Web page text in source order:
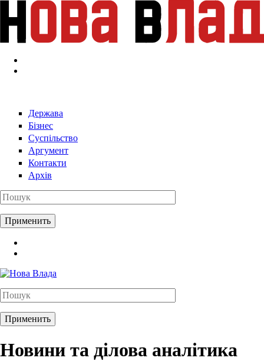
Перейти к основному содержанию
Держава
Бізнес
Суспільство
Аргумент
Контакти
Архів
Новини та ділова аналітика